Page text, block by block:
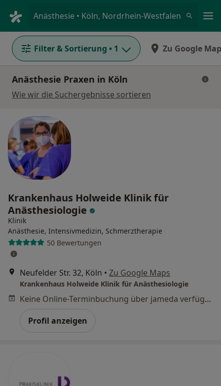
Anästhesie • Köln, Nordrhein-Westfalen
Filter & Sortierung • 1 Zu Google
Anästhesie Praxen in Köln
Wie wir die Suchergebnisse sortieren
Krankenhaus Holweide Klinik für
Anästhesiologie
Klinik
Anästhesie, Intensivmedizin, Schmerztherapie
50 Bewertungen
Neufelder Str. 32, Köln • Zu Google Maps
Krankenhaus Holweide Klinik für Anästhesiologie
Keine Online-Terminbuchung über jameda verfügbar
Profil anzeigen